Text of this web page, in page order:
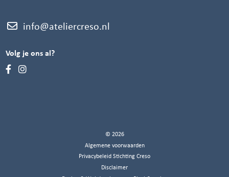
info@ateliercreso.nl
Volg je ons al?
© 2026
Algemene voorwaarden
Privacybeleid Stichting Creso
Disclaimer